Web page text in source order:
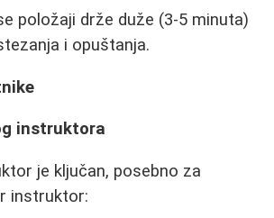
položaji drže duže (3-5 minuta)
i opuštanja.
instruktora
je ključan, posebno za
instruktor: